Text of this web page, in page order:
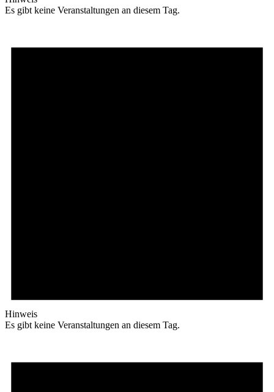
Es gibt keine Veranstaltungen an diesem Tag.
Hinweis
Es gibt keine Veranstaltungen an diesem Tag.